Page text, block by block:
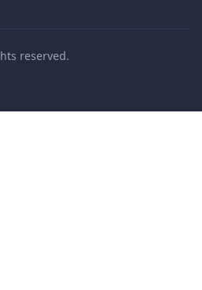
reserved.